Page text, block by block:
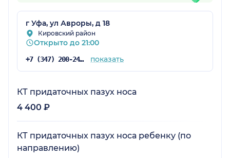
г Уфа, ул Авроры, д 18
Кировский район
Открыто до 21:00
+7 (347) 200-24-71 показать
КТ придаточных пазух носа
4 400 ₽
КТ придаточных пазух носа ребенку (по
направлению)